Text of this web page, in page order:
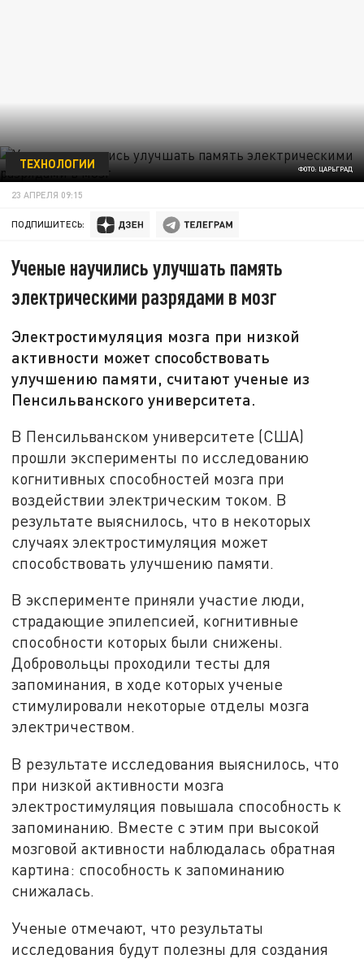
ФОТО: ЦАРЬГРАД
ТЕХНОЛОГИИ
23 АПРЕЛЯ 09:15
ПОДПИШИТЕСЬ:
Ученые научились улучшать память
электрическими разрядами в мозг
Электростимуляция мозга при низкой
активности может способствовать
улучшению памяти, считают ученые из
Пенсильванского университета.
В Пенсильванском университете (США)
прошли эксперименты по исследованию
когнитивных способностей мозга при
воздействии электрическим током. В
результате выяснилось, что в некоторых
случаях электростимуляция может
способствовать улучшению памяти.
В эксперименте приняли участие люди,
страдающие эпилепсией, когнитивные
способности которых были снижены.
Добровольцы проходили тесты для
запоминания, в ходе которых ученые
стимулировали некоторые отделы мозга
электричеством.
В результате исследования выяснилось, что
при низкой активности мозга
электростимуляция повышала способность к
запоминанию. Вместе с этим при высокой
мозговой активности наблюдалась обратная
картина: способность к запоминанию
снижалась.
Ученые отмечают, что результаты
исследования будут полезны для создания